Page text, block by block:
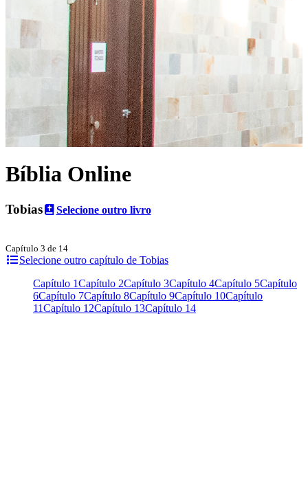
Bíblia Online
Tobias Selecione outro livro
Capítulo 3 de 14
Selecione outro capítulo de Tobias
Capítulo 1Capítulo 2Capítulo 3Capítulo 4Capítulo 5Capítulo
6Capítulo 7Capítulo 8Capítulo 9Capítulo 10Capítulo
11Capítulo 12Capítulo 13Capítulo 14